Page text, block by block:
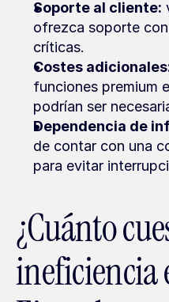
Soporte al cliente:
ofrezca soporte
críticas.
Costes
funciones premium
podrían ser
Dependencia de
de contar con una
para evitar
¿Cuánto
ineficiencia